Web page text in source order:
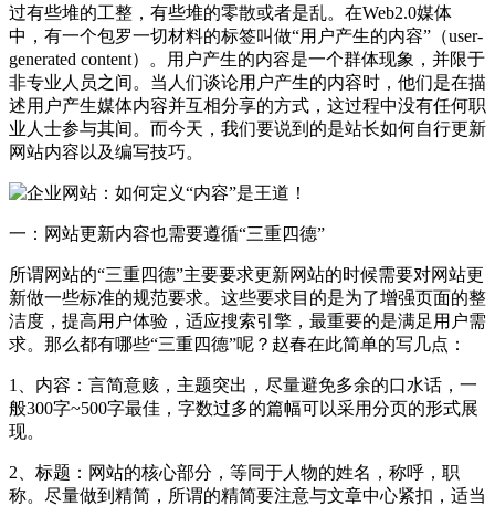
过有些堆的工整，有些堆的零散或者是乱。在Web2.0媒体
中，有一个包罗一切材料的标签叫做“用户产生的内容”（user-
generated content）。用户产生的内容是一个群体现象，并限于
非专业人员之间。当人们谈论用户产生的内容时，他们是在描
述用户产生媒体内容并互相分享的方式，这过程中没有任何职
业人士参与其间。而今天，我们要说到的是站长如何自行更新
网站内容以及编写技巧。
一：网站更新内容也需要遵循“三重四德”
所谓网站的“三重四德”主要要求更新网站的时候需要对网站更
新做一些标准的规范要求。这些要求目的是为了增强页面的整
洁度，提高用户体验，适应搜索引擎，最重要的是满足用户需
求。那么都有哪些“三重四德”呢？赵春在此简单的写几点：
1、内容：言简意赅，主题突出，尽量避免多余的口水话，一
般300字~500字最佳，字数过多的篇幅可以采用分页的形式展
现。
2、标题：网站的核心部分，等同于人物的姓名，称呼，职
称。尽量做到精简，所谓的精简要注意与文章中心紧扣，适当